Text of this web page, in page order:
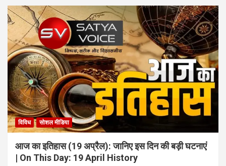
विविध सोशल मीडिया
आज का इतिहास (19 अप्रैल): जानिए इस दिन की बड़ी घटनाएं
| On This Day: 19 April History